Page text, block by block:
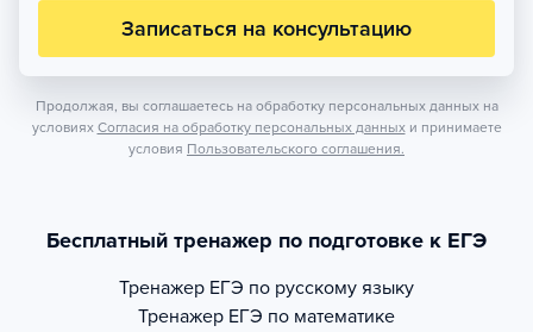
Записаться на консультацию
Продолжая, вы соглашаетесь на обработку персональных данных на
условиях Согласия на обработку персональных данных и принимаете
условия Пользовательского соглашения.
Бесплатный тренажер по подготовке к ЕГЭ
Тренажер ЕГЭ по русскому языку
Тренажер ЕГЭ по математике